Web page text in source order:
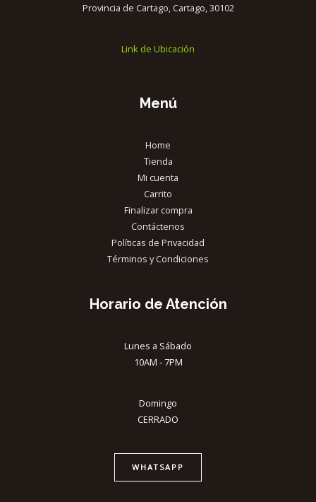
Provincia de Cartago, Cartago, 30102
Link de Ubicación
Menú
Home
Tienda
Mi cuenta
Carrito
Finalizar compra
Contáctenos
Políticas de Privacidad
Términos y Condiciones
Horario de Atención
Lunes a Sábado
10AM - 7PM
Domingo
CERRADO
WHATSAPP